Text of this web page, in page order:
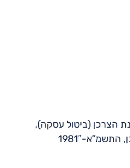
הצרכן (ביטול עסקה),